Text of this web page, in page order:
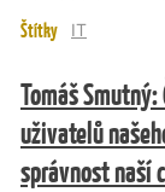
Štítky IT
Tomáš
uživatelů
správnost naší